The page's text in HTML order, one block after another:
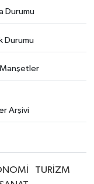
Durumu
Durumu
Manşetler
Arşivi
TURİZM